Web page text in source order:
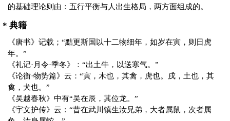
的基础理论则由：五行平衡与人出生格局，两方面组成的。
* 典籍
《唐书》记载；“黠更斯国以十二物细年，如岁在寅，则日虎
年。”
《礼记·月令·季冬》：“出土牛，以送寒气。”
《论衡·物势篇》云：“寅，木也，其禽，虎也。戌，土也，其
禽，犬也。”
《吴越春秋》中有“吴在辰，其位龙。”
《宇文护传》云：“昔在武川镇生汝兄弟，大者属鼠，次者属